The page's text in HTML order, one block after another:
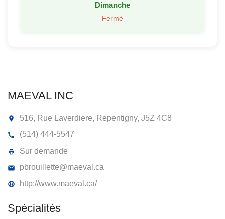
MAEVAL INC
(514) 444-5547
Dimanche
Fermé